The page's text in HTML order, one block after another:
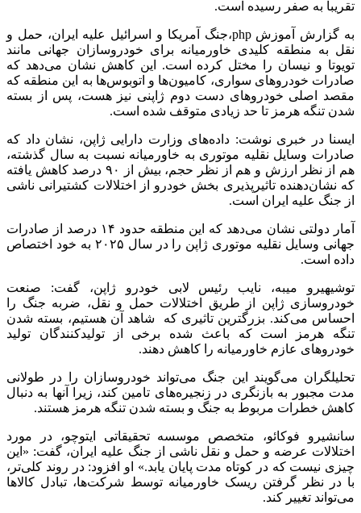
تقریبا به صفر رسیده است.
به گزارش آموزش php،جنگ آمریکا و اسرائیل علیه ایران، حمل و
نقل به منطقه‌ کلیدی خاورمیانه برای خودروسازان جهانی مانند
تویوتا و نیسان را مختل کرده است. این کاهش نشان می‌دهد که
صادرات خودروهای سواری، کامیون‌ها و اتوبوس‌ها به این منطقه که
مقصد اصلی خودروهای دست دوم ژاپنی نیز هست، پس از بسته
شدن تنگه هرمز تا حد زیادی متوقف شده است.
ایسنا در خبری نوشت: داده‌های وزارت دارایی ژاپن، نشان داد که
صادرات وسایل نقلیه موتوری به خاورمیانه نسبت به سال گذشته،
هم از نظر ارزش و هم از نظر حجم، بیش از ۹۰ درصد کاهش یافته
که نشان‌دهنده تاثیرپذیری بخش خودرو از اختلالات کشتیرانی ناشی
از جنگ علیه ایران است.
آمار دولتی نشان می‌دهد که این منطقه حدود ۱۴ درصد از صادرات
جهانی وسایل نقلیه موتوری ژاپن را در سال ۲۰۲۵ به خود اختصاص
داده است.
توشیهیرو میبه، نایب رئیس لابی خودرو ژاپن، گفت: صنعت
خودروسازی ژاپن از طریق اختلالات حمل و نقل، ضربه جنگ را
احساس می‌کند. بزرگترین تاثیری که شاهد آن هستیم، بسته شدن
تنگه هرمز است که باعث شده برخی از تولیدکنندگان تولید
خودروهای عازم خاورمیانه را کاهش دهند.
تحلیلگران می‌گویند این جنگ می‌تواند خودروسازان را در طولانی
مدت مجبور به بازنگری در زنجیره‌های تامین کند، زیرا آنها به دنبال
کاهش خطرات مربوط به جنگ و بسته شدن تنگه هرمز هستند.
سانشیرو فوکائو، متخصص موسسه تحقیقاتی ایتوچو، در مورد
اختلالات عرضه و حمل و نقل ناشی از جنگ علیه ایران، گفت: «این
چیزی نیست که در کوتاه مدت پایان یابد.» او افزود: در روند کلی‌تر،
با در نظر گرفتن ریسک خاورمیانه توسط شرکت‌ها، تبادل کالاها
می‌تواند تغییر کند.